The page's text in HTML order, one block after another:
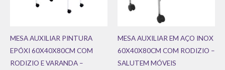
MESA AUXILIAR PINTURA
EPÓXI 60X40X80CM COM
RODIZIO E VARANDA –
MESA AUXILIAR EM AÇO INOX
60X40X80CM COM RODIZIO –
SALUTEM MÓVEIS